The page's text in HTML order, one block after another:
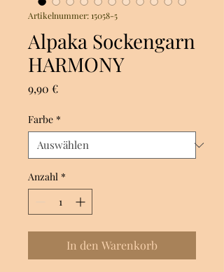
Artikelnummer: 15058-5
Alpaka Sockengarn
HARMONY
9,90 €Preis
Farbe *
Anzahl *
In den Warenkorb